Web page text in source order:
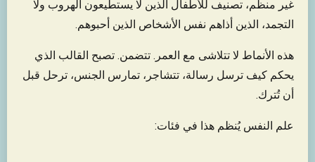
غير منظم، تصنيف للأطفال الذين لا يستطيعون الهروب ولا
التجمد، الذين أذاهم نفس الأشخاص الذين أحبوهم.
هذه الأنماط لا تتلاشى مع العمر. تتضمن. تصبح القالب الذي
يحكم كيف ترسل رسالة، تتشاجر، تمارس الجنس، ترحل قبل
أن تُترك.
علم النفس يُنظم هذا في فئات: